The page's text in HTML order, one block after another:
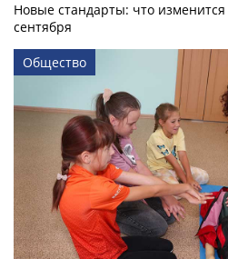
Новые стандарты: что изменится
сентября
Общество